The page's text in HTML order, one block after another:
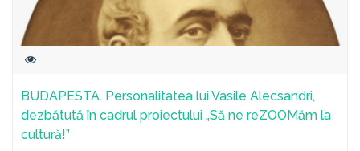
BUDAPESTA. Personalitatea lui Vasile Alecsandri,
dezbătută în cadrul proiectului „Să ne reZOOMăm la
cultură!”